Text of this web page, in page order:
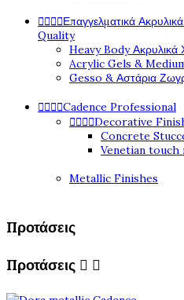
Επαγγελματικά
Quality
Heavy Body Ακρυλικά
Acrylic Gels &
Gesso & Αστάρια
Cadence Professional
Decorative
Concrete
Venetian
Metallic Finishes
Προτάσεις
Προτάσεις  